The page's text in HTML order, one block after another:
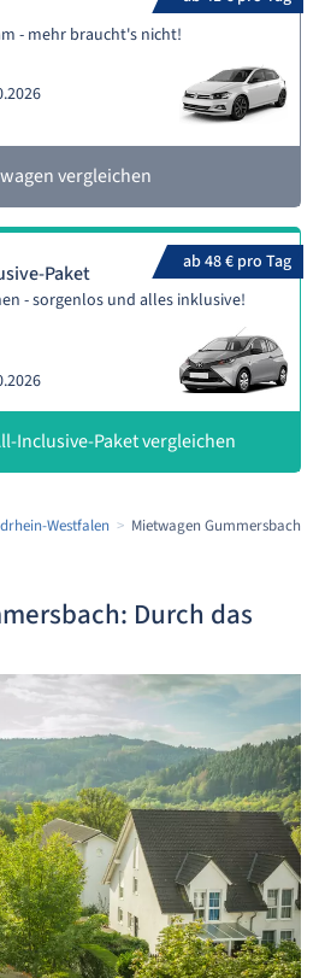
- mehr braucht's nicht!
vergleichen
ab 48 € pro Tag
Paket
- sorgenlos und alles inklusive!
Inclusive-Paket vergleichen
Westfalen Mietwagen Gummersbach
Durch das